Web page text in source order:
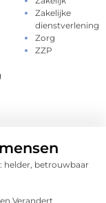
Zakelijke
dienstverlening
Zorg
ZZP
helder, betrouwbaar
Verandert